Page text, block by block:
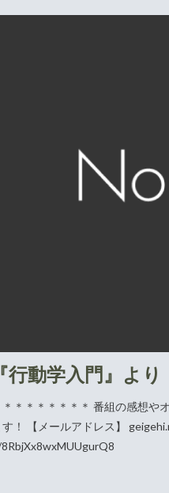
行動学入門』よ
＊＊＊＊＊＊＊＊ 番組の感想
！ 【メールアドレス】